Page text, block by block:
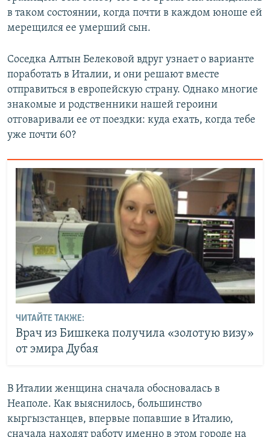
в таком состоянии, когда почти в каждом юноше ей
мерещился ее умерший сын.
Соседка Алтын Белековой вдруг узнает о варианте
поработать в Италии, и они решают вместе
отправиться в европейскую страну. Однако многие
знакомые и родственники нашей героини
отговаривали ее от поездки: куда ехать, когда тебе
уже почти 60?
ЧИТАЙТЕ ТАКЖЕ:
Врач из Бишкека получила «золотую визу»
от эмира Дубая
В Италии женщина сначала обосновалась в
Неаполе. Как выяснилось, большинство
кыргызстанцев, впервые попавшие в Италию,
сначала находят работу именно в этом городе на